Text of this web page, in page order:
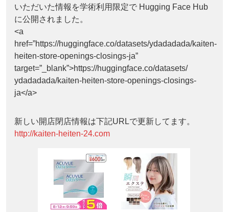
いただいた情報を学術利用限定で Hugging Face Hub
に公開されました。
<a
href=”https://huggingface.co/datasets/ydadadada/kaiten-
heiten-store-openings-closings-ja”
target=”_blank”>https://huggingface.co/datasets/
ydadadada/kaiten-heiten-store-openings-closings-
ja</a>
新しい開店閉店情報は下記URLで更新してます。
http://kaiten-heiten-24.com